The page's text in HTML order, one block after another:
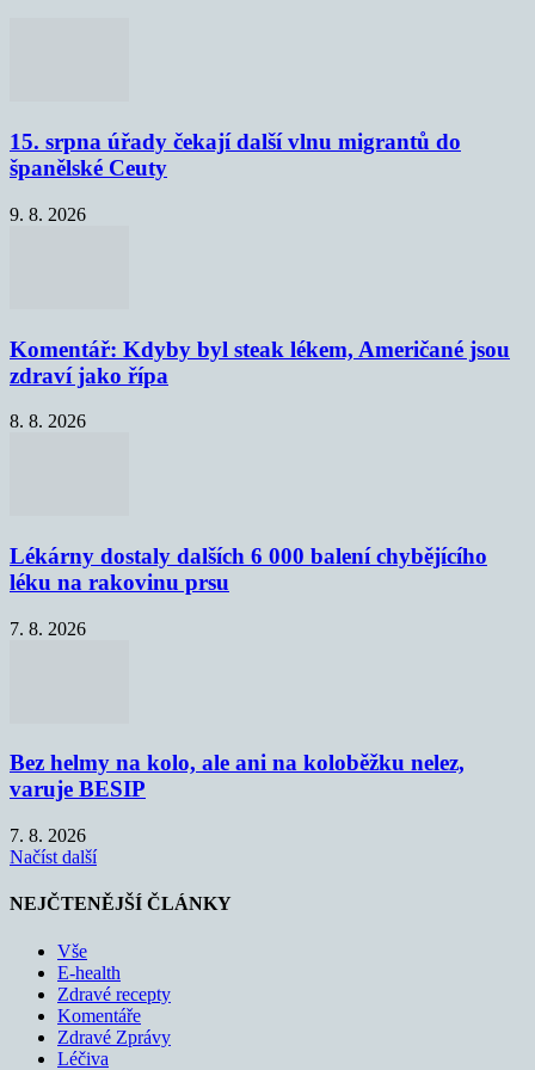
15. srpna úřady čekají další vlnu migrantů do
španělské Ceuty
9. 8. 2026
Komentář: Kdyby byl steak lékem, Američané jsou
zdraví jako řípa
8. 8. 2026
Lékárny dostaly dalších 6 000 balení chybějícího
léku na rakovinu prsu
7. 8. 2026
Bez helmy na kolo, ale ani na koloběžku nelez,
varuje BESIP
7. 8. 2026
Načíst další
NEJČTENĚJŠÍ ČLÁNKY
Vše
E-health
Zdravé recepty
Komentáře
Zdravé Zprávy
Léčiva